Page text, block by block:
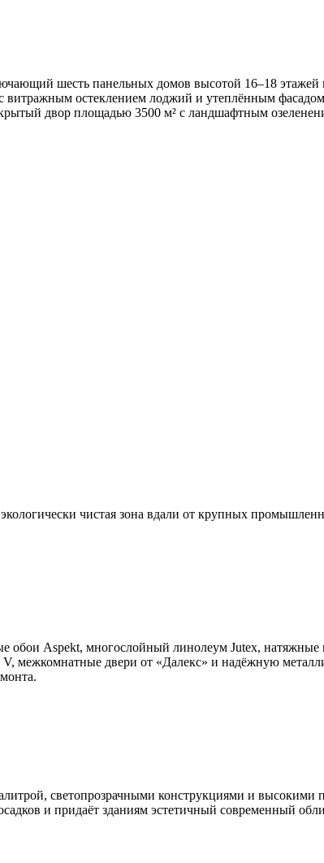
шесть панельных домов высотой 16–18
остеклением лоджий и утеплённым
двор площадью 3500 м² с ландшафтным
чистая зона вдали от крупных
обои Aspekt, многослойный линолеум Jutex,
межкомнатные двери от «Далекс» и надёжную
светопрозрачными конструкциями и высокими
и придаёт зданиям эстетичный современный